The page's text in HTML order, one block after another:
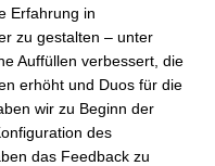
Erfahrung in
zu gestalten – unter
Auffüllen verbessert, die
erhöht und Duos für die
wir zu Beginn der
des
das Feedback zu